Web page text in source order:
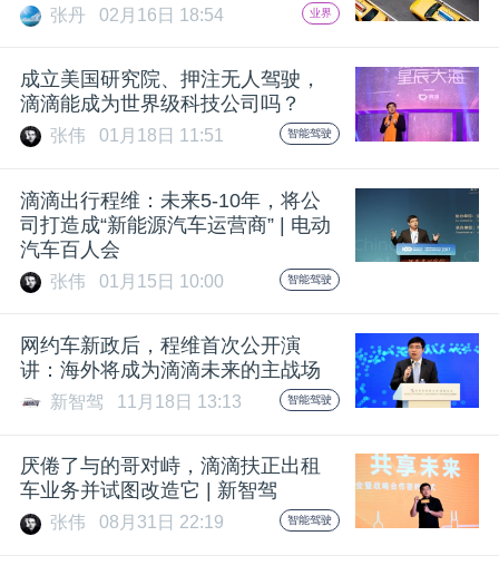
张丹 02月16日 18:54 业界
成立美国研究院、押注无人驾驶，
滴滴能成为世界级科技公司吗？
张伟 01月18日 11:51 智能驾驶
滴滴出行程维：未来5-10年，将公
司打造成“新能源汽车运营商” | 电动
汽车百人会
张伟 01月15日 10:00 智能驾驶
网约车新政后，程维首次公开演
讲：海外将成为滴滴未来的主战场
新智驾 11月18日 13:13 智能驾驶
厌倦了与的哥对峙，滴滴扶正出租
车业务并试图改造它 | 新智驾
张伟 08月31日 22:19 智能驾驶